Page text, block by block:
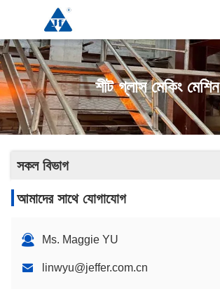
শীট গ্লাস মেকিং মেশিন
সকল বিভাগ
আমাদের সাথে যোগাযোগ
Ms. Maggie YU
linwyu@jeffer.com.cn